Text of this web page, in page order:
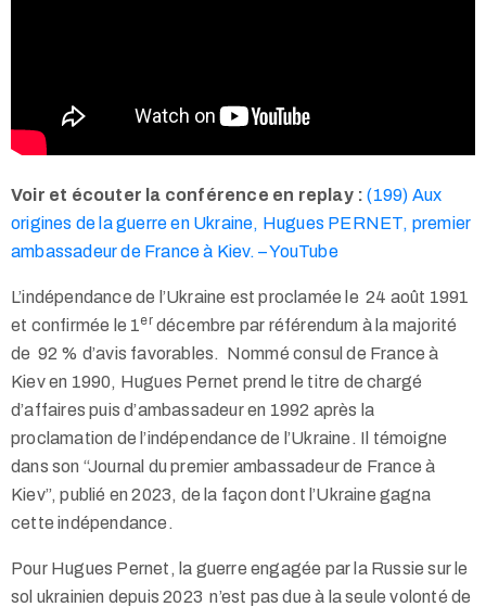
Voir et écouter la conférence en replay : (199) Aux
origines de la guerre en Ukraine, Hugues PERNET, premier
ambassadeur de France à Kiev. – YouTube
L’indépendance de l’Ukraine est proclamée le 24 août 1991
et confirmée le 1er décembre par référendum à la majorité
de 92 % d’avis favorables. Nommé consul de France à
Kiev en 1990, Hugues Pernet prend le titre de chargé
d’affaires puis d’ambassadeur en 1992 après la
proclamation de l’indépendance de l’Ukraine. Il témoigne
dans son “Journal du premier ambassadeur de France à
Kiev”, publié en 2023, de la façon dont l’Ukraine gagna
cette indépendance.
Pour Hugues Pernet, la guerre engagée par la Russie sur le
sol ukrainien depuis 2023 n’est pas due à la seule volonté de